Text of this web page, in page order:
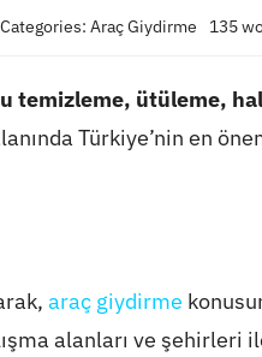
Categories: Araç Giydirme 135
temizleme, ütüleme,
Türkiye’nin en
araç giydirme
alanları ve şehirleri